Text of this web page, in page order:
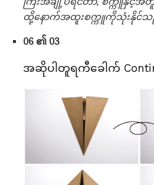
ထို့နောက်အထူးစက္ကူကိုသုံးနိုင်သ
06 ၏ 03
အဆိုပါတူရကီခေါက်